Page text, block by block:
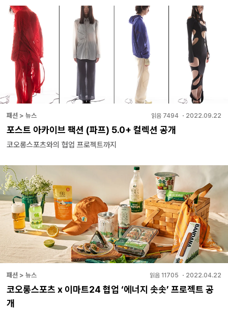
패션 > 뉴스 읽음 7494 ・ 2022.09.22
포스트 아카이브 팩션 (파프) 5.0+ 컬렉션 공개
코오롱스포츠와의 협업 프로젝트까지
패션 > 뉴스 읽음 11705 ・ 2022.04.22
코오롱스포츠 x 이마트24 협업 ‘에너지 솟솟’ 프로젝트 공
개